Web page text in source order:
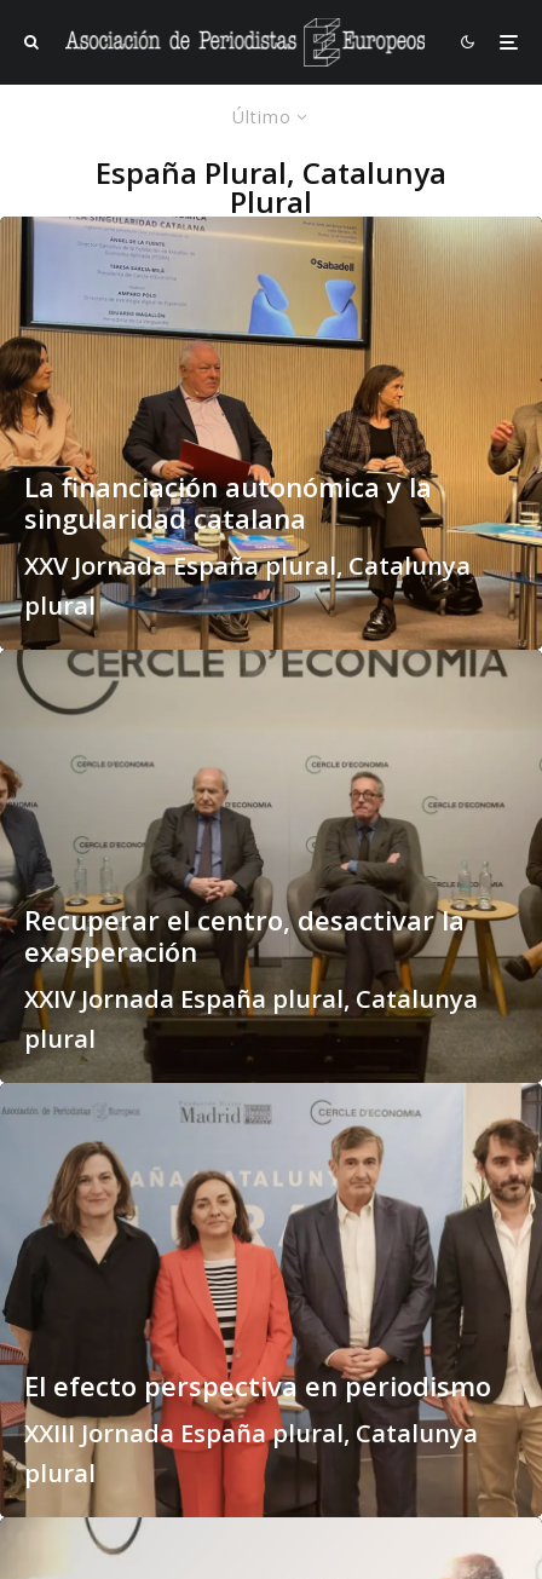
Último
España Plural, Catalunya
Plural
La financiación autonómica y la
singularidad catalana
XXV Jornada España plural, Catalunya
plural
Recuperar el centro, desactivar la
exasperación
XXIV Jornada España plural, Catalunya
plural
El efecto perspectiva en periodismo
XXIII Jornada España plural, Catalunya
plural